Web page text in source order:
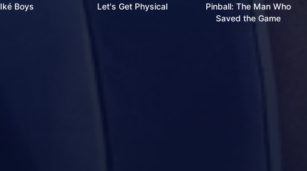
Iké Boys Let's Get Physical
Pinball: The Man Who
Saved the Game